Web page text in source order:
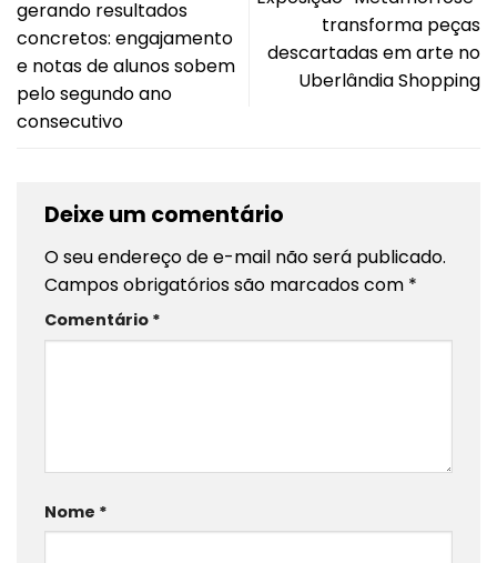
gerando resultados
concretos: engajamento
e notas de alunos sobem
pelo segundo ano
consecutivo
transforma peças
descartadas em arte no
Uberlândia Shopping
Deixe um comentário
O seu endereço de e-mail não será publicado.
Campos obrigatórios são marcados com *
Comentário *
Nome *